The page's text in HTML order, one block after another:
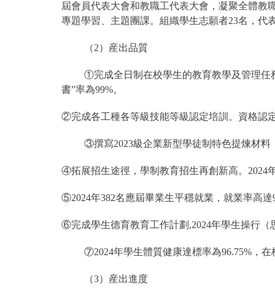
屆會員代表大會和教職工代表大會，凝聚全體
專題學習、主題團課。組織學生志願者23名，代
（2）産出品質
①完成全日制在校學生的教育教學及管理任
書”率為99%。
②完成各工種各等級技能等級認定培訓。資格認
③撰寫2023級企業新型學徒制特色提煉材
④拓展招生途徑，學制教育招生再創新高。2024
⑤2024年382名應屆畢業生平穩就業，就業率高達
⑥完成學生德育教育工作計劃,2024年學生操行（
⑦2024年學生體質健康達標率為96.75%，
（3）産出進度